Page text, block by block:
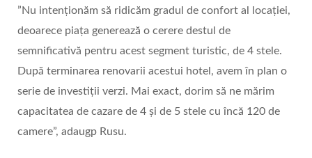
”Nu intenționăm să ridicăm gradul de confort al locației,
deoarece piața generează o cerere destul de
semnificativă pentru acest segment turistic, de 4 stele.
După terminarea renovarii acestui hotel, avem în plan o
serie de investiții verzi. Mai exact, dorim să ne mărim
capacitatea de cazare de 4 și de 5 stele cu încă 120 de
camere”, adaugp Rusu.